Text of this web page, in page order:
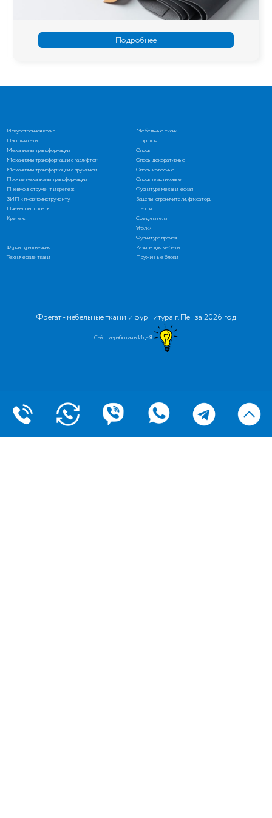
Искусственная кожа
Мебельные ткани
Наполнители
Поролон
Механизмы трансформации
Механизмы трансформации с газлифтом
Механизмы трансформации с пружиной
Прочие механизмы трансформации
Опоры
Опоры декоративные
Опоры колесные
Опоры пластиковые
Пневмоинструмент и крепеж
ЗИП к пневмоинструменту
Пневмопистолеты
Крепеж
Фурнитура механическая
Зацепы, ограничители, фиксаторы
Петли
Соединители
Уголки
Фурнитура прочая
Фурнитура швейная
Разное для мебели
Технические ткани
Пружинные блоки
Фрегат - мебельные ткани и фурнитура г. Пенза 2026 год
Сайт разработан в ИдеЯ